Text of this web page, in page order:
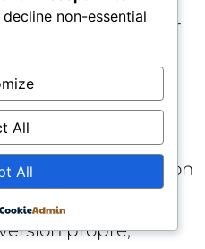
des réponses 304
et
de session
les variantes.
propre,
non-essential
All
All